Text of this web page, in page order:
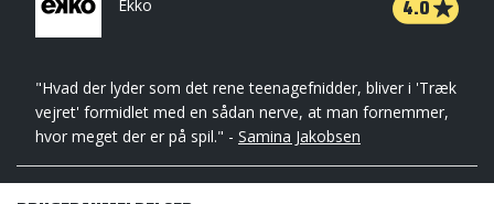
Ekko 4.0
"Hvad der lyder som det rene teenagefnidder, bliver i 'Træk
vejret' formidlet med en sådan nerve, at man fornemmer,
hvor meget der er på spil." - Samina Jakobsen